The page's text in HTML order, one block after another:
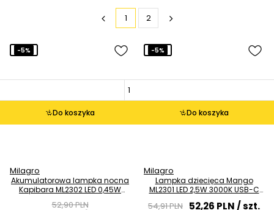
1 2
Do koszyka
-5%
Milagro
Akumulatorowa lampka nocna
Kapibara ML2302 LED 0,45W
52,90 PLN
Do koszyka
-5%
Milagro
Lampka dziecięca Mango
ML2301 LED 2,5W 3000K USB-C
54,91 PLN 52,26 PLN/ szt.